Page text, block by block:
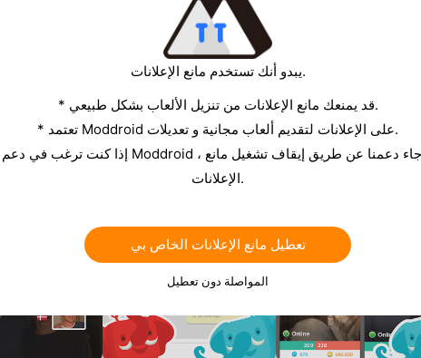
يبدو أنك تستخدم مانع الإعلانات.
* قد يمنعك مانع الإعلانات من تنزيل الألعاب بشكل طبيعي.
* تعتمد Moddroid على الإعلانات لتقديم ألعاب مجانية و تعديلات.
الإعلانات.
تعطيل مانع الإعلانات الخاص بي
المواصلة دون تعطيل